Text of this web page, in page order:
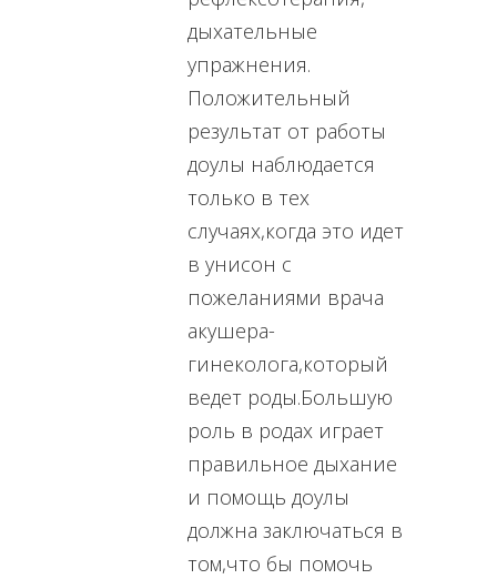
дыхательные
упражнения.
Положительный
результат от работы
доулы наблюдается
только в тех
случаях,когда это идет
в унисон с
пожеланиями врача
акушера-
гинеколога,который
ведет роды.Большую
роль в родах играет
правильное дыхание
и помощь доулы
должна заключаться в
том,что бы помочь